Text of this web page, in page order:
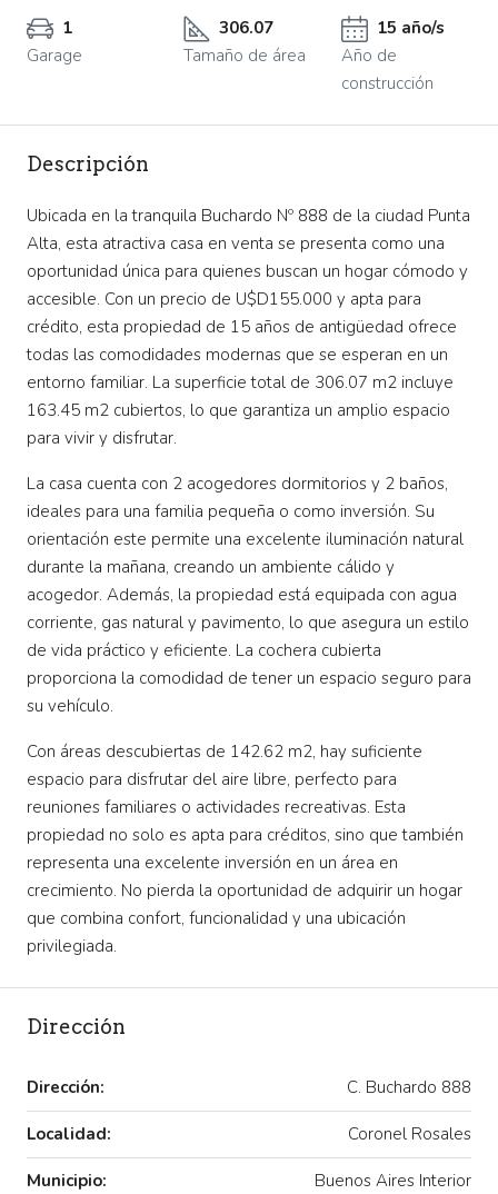
1
Garage
306.07
Tamaño de área
15 año/s
Año de
construcción
Descripción
Ubicada en la tranquila Buchardo Nº 888 de la ciudad Punta
Alta, esta atractiva casa en venta se presenta como una
oportunidad única para quienes buscan un hogar cómodo y
accesible. Con un precio de U$D155.000 y apta para
crédito, esta propiedad de 15 años de antigüedad ofrece
todas las comodidades modernas que se esperan en un
entorno familiar. La superficie total de 306.07 m2 incluye
163.45 m2 cubiertos, lo que garantiza un amplio espacio
para vivir y disfrutar.
La casa cuenta con 2 acogedores dormitorios y 2 baños,
ideales para una familia pequeña o como inversión. Su
orientación este permite una excelente iluminación natural
durante la mañana, creando un ambiente cálido y
acogedor. Además, la propiedad está equipada con agua
corriente, gas natural y pavimento, lo que asegura un estilo
de vida práctico y eficiente. La cochera cubierta
proporciona la comodidad de tener un espacio seguro para
su vehículo.
Con áreas descubiertas de 142.62 m2, hay suficiente
espacio para disfrutar del aire libre, perfecto para
reuniones familiares o actividades recreativas. Esta
propiedad no solo es apta para créditos, sino que también
representa una excelente inversión en un área en
crecimiento. No pierda la oportunidad de adquirir un hogar
que combina confort, funcionalidad y una ubicación
privilegiada.
Dirección
Dirección: C. Buchardo 888
Localidad: Coronel Rosales
Municipio: Buenos Aires Interior